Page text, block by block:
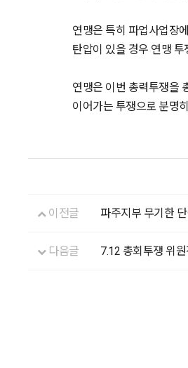
연맹은 특히 파업사업장
탄압이 있을 경우 연맹
연맹은 이번 총력투쟁을
이어가는 투쟁으로 분명
이전글 파주지부 무기한
다음글 7.12 총회투쟁 위